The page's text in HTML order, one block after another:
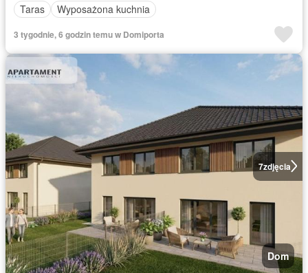
Taras
Wyposażona kuchnia
3 tygodnie, 6 godzin temu w Domiporta
7zdjęcia
Dom